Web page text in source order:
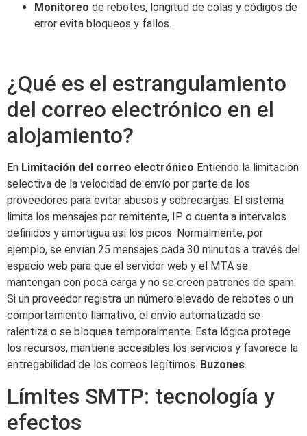
Monitoreo de rebotes, longitud de colas y códigos de
error evita bloqueos y fallos.
¿Qué es el estrangulamiento
del correo electrónico en el
alojamiento?
En Limitación del correo electrónico Entiendo la limitación
selectiva de la velocidad de envío por parte de los
proveedores para evitar abusos y sobrecargas. El sistema
limita los mensajes por remitente, IP o cuenta a intervalos
definidos y amortigua así los picos. Normalmente, por
ejemplo, se envían 25 mensajes cada 30 minutos a través del
espacio web para que el servidor web y el MTA se
mantengan con poca carga y no se creen patrones de spam.
Si un proveedor registra un número elevado de rebotes o un
comportamiento llamativo, el envío automatizado se
ralentiza o se bloquea temporalmente. Esta lógica protege
los recursos, mantiene accesibles los servicios y favorece la
entregabilidad de los correos legítimos. Buzones.
Límites SMTP: tecnología y
efectos